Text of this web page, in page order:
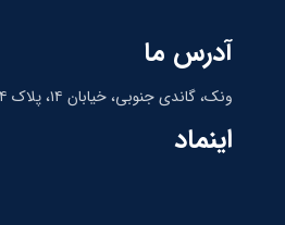
آدرس ما
ونک، گاندی جنوبی، خیابان ۱۴، پلاک ۱۴، واحد ۹
اینماد